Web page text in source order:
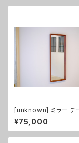
[unknown] ミラー チ
¥75,000